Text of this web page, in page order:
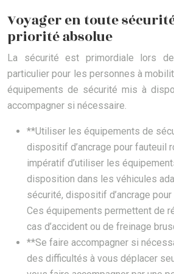
Voyager en toute
priorité absolue
La sécurité est primordiale lors
particulier pour les personnes à
équipements de sécurité mis à
accompagner si nécessaire.
**Utiliser les équipements de
dispositif d’ancrage pour fauteuil
impératif d’utiliser les
disposition dans les véhicules
sécurité, dispositif d’ancrage
Ces équipements permettent de
cas d’accident ou de freinage
**Se faire accompagner si
des difficultés à vous déplacer